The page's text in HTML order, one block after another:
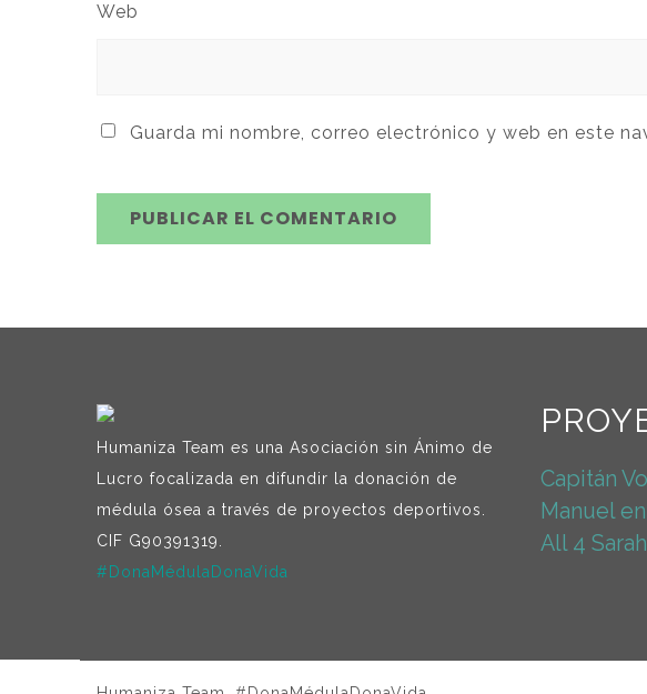
Web
Guarda mi nombre, correo electrónico y web en este
Humaniza Team es una Asociación sin Ánimo de
Lucro focalizada en difundir la donación de
médula ósea a través de proyectos deportivos.
CIF G90391319.
#DonaMédulaDonaVida
Capitán
Manuel
All 4 Sarah